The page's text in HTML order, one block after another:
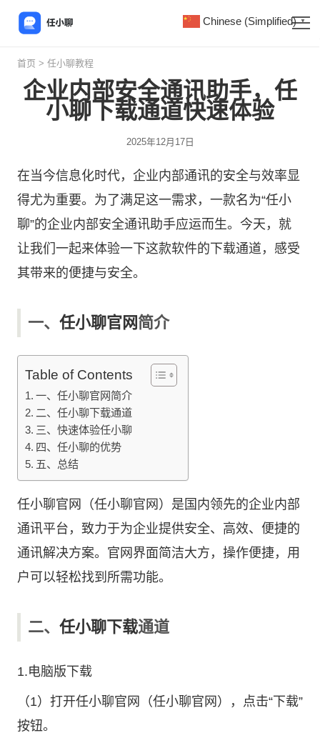
首页 > 任小聊教程
企业内部安全通讯助手，任
小聊下载通道快速体验
2025年12月17日
在当今信息化时代，企业内部通讯的安全与效率显
得尤为重要。为了满足这一需求，一款名为“任小
聊”的企业内部安全通讯助手应运而生。今天，就
让我们一起来体验一下这款软件的下载通道，感受
其带来的便捷与安全。
一、 任小聊官网简介
Table of Contents
一、任小聊官网简介
二、任小聊下载通道
三、快速体验任小聊
四、任小聊的优势
五、总结
任小聊官网（任小聊官网）是国内领先的企业内部
通讯平台，致力于为企业提供安全、高效、便捷的
通讯解决方案。官网界面简洁大方，操作便捷，用
户可以轻松找到所需功能。
二、 任小聊下载通道
1.电脑版下载
（1）打开任小聊官网（任小聊官网），点击“下载”
按钮。
Chinese (Simplified) ▼